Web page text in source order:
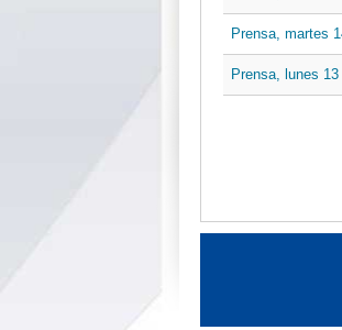
Prensa, martes
Prensa, lunes